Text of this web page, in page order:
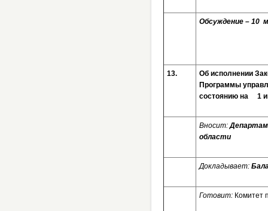
Обсуждение –
13.
Об исполнении
Программы
состоянию на 1
Вносит:
области
Докладывает:
Готовит: Комитет